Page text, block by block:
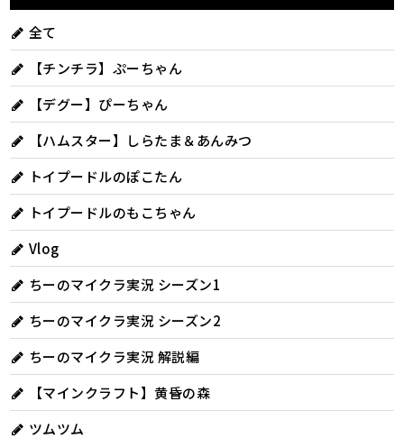
全て
【チンチラ】ぷーちゃん
【デグー】ぴーちゃん
【ハムスター】しらたま＆あんみつ
トイプードルのぽこたん
トイプードルのもこちゃん
Vlog
ちーのマイクラ実況 シーズン1
ちーのマイクラ実況 シーズン2
ちーのマイクラ実況 解説編
【マインクラフト】黄昏の森
ツムツム